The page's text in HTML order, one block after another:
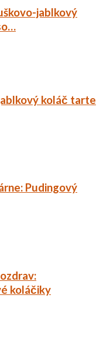
jablkový
koláč tarte
Pudingový
koláčiky